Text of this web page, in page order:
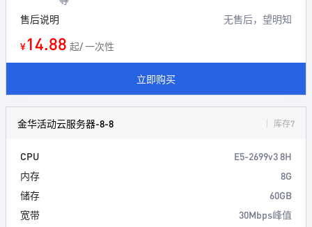
售后说明
无售后，望明知
¥14.88 起/ 一次性
立即购买
金华活动云服务器-8-8 库存7
CPU
E5-2699v3 8H
内存
8G
储存
60GB
宽带
30Mbps峰值